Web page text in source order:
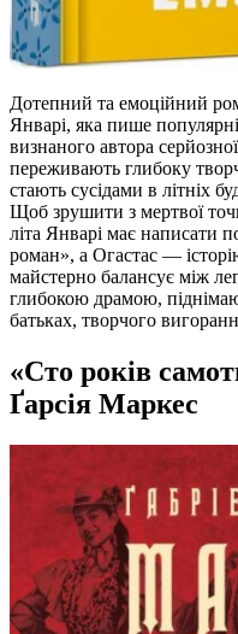
Дотепний та емоційний
Январі, яка пише
визнаного автора
переживають глибоку
стають сусідами в літніх
Щоб зрушити з мертвої
літа Январі має написати
роман», а Огастас —
майстерно балансує між
глибокою драмою,
батьках, творчого
«Сто років
Ґарсія Маркес